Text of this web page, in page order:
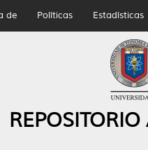
de Políticas Estadísticas